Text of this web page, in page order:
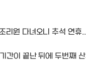
리원 다녀오니 추석 연휴
간이 끝난 뒤에 두번째